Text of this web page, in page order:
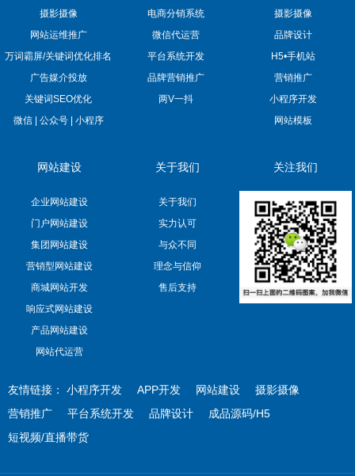
摄影摄像
电商分销系统
网站运维推广
微信代运营
万词霸屏/关键词优化排名
平台系统开发
广告媒介投放
品牌营销推广
关键词SEO优化
两V一抖
微信 | 公众号 | 小程序
摄影摄像
品牌设计
H5•手机站
营销推广
小程序开发
网站模板
网站建设
企业网站建设
门户网站建设
集团网站建设
营销型网站建设
商城网站开发
响应式网站建设
产品网站建设
网站代运营
关于我们
关于我们
实力认可
与众不同
理念与信仰
售后支持
关注我们
友情链接： 小程序开发 APP开发 网站建设
摄影摄像
营销推广
平台系统开发 品牌设计
成品源码/H5
短视频/直播带货